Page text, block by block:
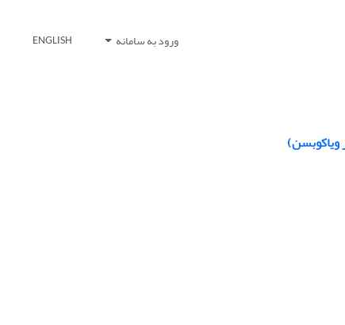
ورود به سامانه ENGLISH
ویاکوبسن)